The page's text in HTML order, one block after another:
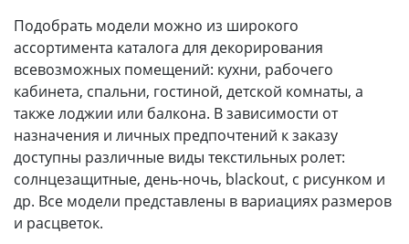
Подобрать модели можно из широкого
ассортимента каталога для декорирования
всевозможных помещений: кухни, рабочего
кабинета, спальни, гостиной, детской комнаты, а
также лоджии или балкона. В зависимости от
назначения и личных предпочтений к заказу
доступны различные виды текстильных ролет:
солнцезащитные, день-ночь, blackout, с рисунком и
др. Все модели представлены в вариациях размеров
и расцветок.